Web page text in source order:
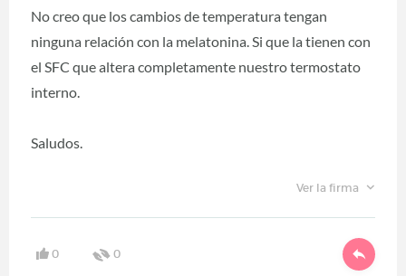
No creo que los cambios de temperatura tengan
ninguna relación con la melatonina. Si que la tienen con
el SFC que altera completamente nuestro termostato
interno.
Saludos.
Ver la firma
0 0